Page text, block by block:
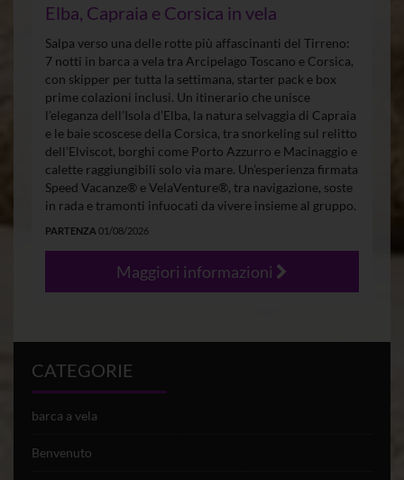
Elba, Capraia e Corsica in vela
Salpa verso una delle rotte più affascinanti del Tirreno:
7 notti in barca a vela tra Arcipelago Toscano e Corsica,
con skipper per tutta la settimana, starter pack e box
prime colazioni inclusi. Un itinerario che unisce
l’eleganza dell’Isola d’Elba, la natura selvaggia di Capraia
e le baie scoscese della Corsica, tra snorkeling sul relitto
dell’Elviscot, borghi come Porto Azzurro e Macinaggio e
calette raggiungibili solo via mare. Un’esperienza firmata
Speed Vacanze® e VelaVenture®, tra navigazione, soste
in rada e tramonti infuocati da vivere insieme al gruppo.
PARTENZA 01/08/2026
Maggiori informazioni
CATEGORIE
barca a vela
Benvenuto